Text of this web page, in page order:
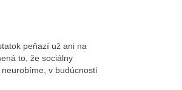
peňazí už ani na
to, že sociálny
v budúcnosti